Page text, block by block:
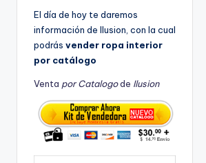
El día de hoy te daremos
información de Ilusion, con la cual
podrás vender ropa interior
por catálogo
Venta por Catalogode Ilusion